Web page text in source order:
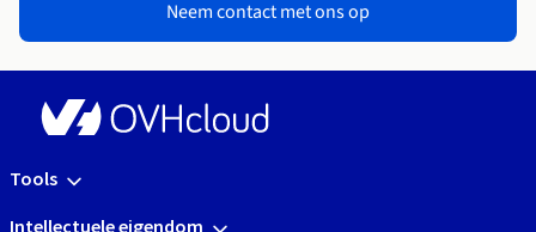
Neem contact met ons op
Tools
Intellectuele eigendom